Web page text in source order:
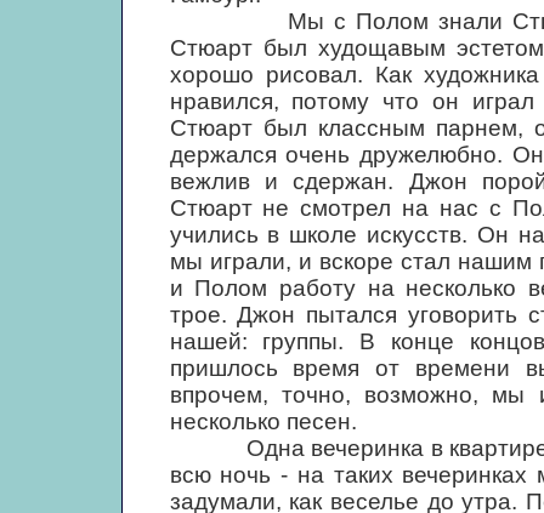
Мы с Полом знали
Стюарт был худощавым
хорошо рисовал. Как
нравился, потому что он
Стюарт был классным парнем,
держался очень дружелюбно.
вежлив и сдержан. Джон
Стюарт не смотрел на нас с
учились в школе искусств. Он
мы играли, и вскоре стал
и Полом работу на несколько
трое. Джон пытался уговорить
нашей: группы. В конце
пришлось время от времени
впрочем, точно, возможно, мы
несколько песен.
Одна вечеринка в квартире
всю ночь - на таких
задумали, как веселье до утра.